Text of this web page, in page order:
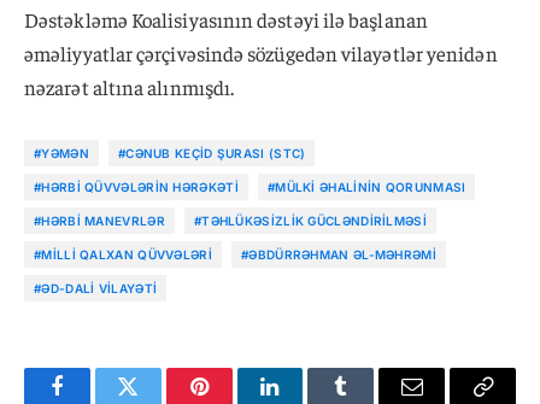
Dəstəkləmə Koalisiyasının dəstəyi ilə başlanan
əməliyyatlar çərçivəsində sözügedən vilayətlər yenidən
nəzarət altına alınmışdı.
#YƏMƏN #CƏNUB KEÇID ŞURASI (STC)
#HƏRBI QÜVVƏLƏRIN HƏRƏKƏTI #MÜLKI ƏHALININ QORUNMASI
#HƏRBI MANEVRLƏR #TƏHLÜKƏSIZLIK GÜCLƏNDIRILMƏSI
#MILLI QALXAN QÜVVƏLƏRI #ƏBDÜRRƏHMAN ƏL-MƏHRƏMI
#ƏD-DALI VILAYƏTI